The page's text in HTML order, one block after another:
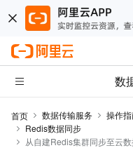
数
首页 数据传输服务 操作
Redis数据同步
从自建Redis集群同步至云